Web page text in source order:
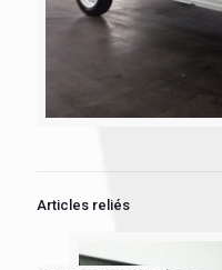
Articles reliés